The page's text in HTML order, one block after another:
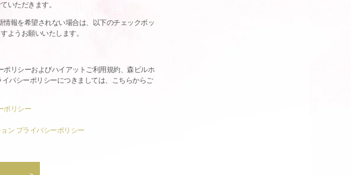
いただきます。
情報を希望されない場合は、以下のチェックボッ
ようお願いいたします。
ポリシーおよびハイアットご利用規約、森ビルホ
バシーポリシーにつきましては、こちらからご
ポリシー
ン プライバシーポリシー